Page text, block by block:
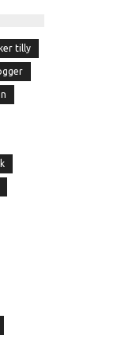
tilly